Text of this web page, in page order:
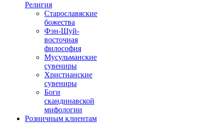
Религия
Старославяские
божества
Фэн-Шуй-
восточная
философия
Мусульманские
сувениры
Христианские
сувениры
Боги
скандинавской
мифологии
Розничным клиентам